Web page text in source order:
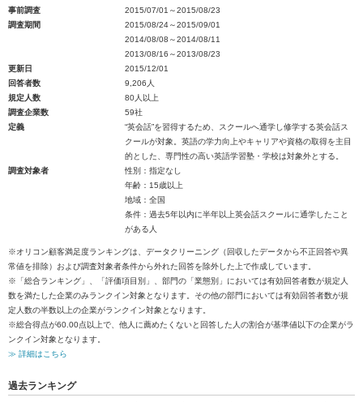
事前調査
2015/07/01～2015/08/23
調査期間
2015/08/24～2015/09/01
2014/08/08～2014/08/11
2013/08/16～2013/08/23
更新日
2015/12/01
回答者数
9,206人
規定人数
80人以上
調査企業数
59社
定義
“英会話”を習得するため、スクールへ通学し修学する英会話ス
クールが対象。英語の学力向上やキャリアや資格の取得を主目
的とした、専門性の高い英語学習塾・学校は対象外とする。
調査対象者
性別：指定なし
年齢：15歳以上
地域：全国
条件：過去5年以内に半年以上英会話スクールに通学したこと
がある人
※オリコン顧客満足度ランキングは、データクリーニング（回収したデータから不正回答や異
常値を排除）および調査対象者条件から外れた回答を除外した上で作成しています。
※「総合ランキング」、「評価項目別」、部門の「業態別」においては有効回答者数が規定人
数を満たした企業のみランクイン対象となります。その他の部門においては有効回答者数が規
定人数の半数以上の企業がランクイン対象となります。
※総合得点が60.00点以上で、他人に薦めたくないと回答した人の割合が基準値以下の企業がラ
ンクイン対象となります。
≫ 詳細はこちら
過去ランキング